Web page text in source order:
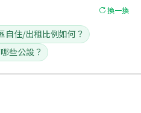
換一換
自住/出租比例如何？
些公設？